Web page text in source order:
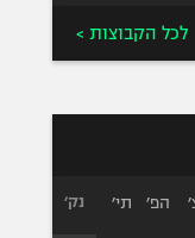
לכל הקבוצות >
הפ׳ תי׳ נק׳